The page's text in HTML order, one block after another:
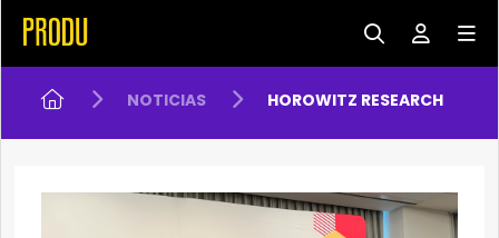
NOTICIAS HOROWITZ RESEARCH